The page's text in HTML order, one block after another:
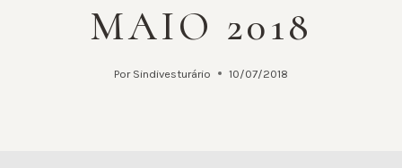
MAIO 2018
Por Sindivesturário 10/07/2018